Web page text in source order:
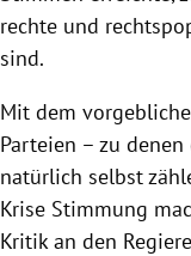
rechte und
sind.
Mit dem
Parteien – zu
natürlich selbst
Krise Stimmung
Kritik an den